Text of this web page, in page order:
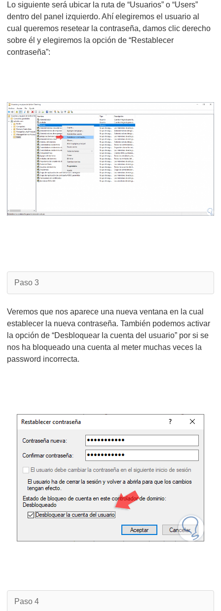
Lo siguiente será ubicar la ruta de “Usuarios” o “Users”
dentro del panel izquierdo. Ahí elegiremos el usuario al
cual queremos resetear la contraseña, damos clic derecho
sobre él y elegiremos la opción de “Restablecer
contraseña”:
Paso 3
Veremos que nos aparece una nueva ventana en la cual
establecer la nueva contraseña. También podemos activar
la opción de “Desbloquear la cuenta del usuario” por si se
nos ha bloqueado una cuenta al meter muchas veces la
password incorrecta.
Paso 4